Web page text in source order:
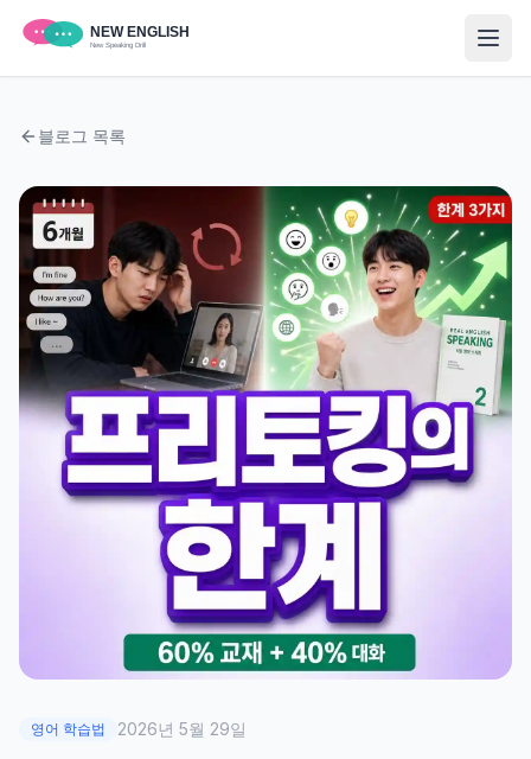
블로그 목록
영어 학습법 2026년 5월 29일